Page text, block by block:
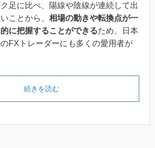
足に比べ、陽線や陰線が連続して出
ことから、 相場の動きや転換点が一
に把握することができるため、日本
FXトレーダーにも多くの愛用者が
続きを読む